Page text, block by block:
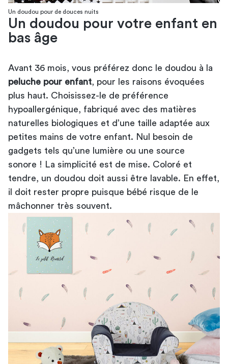
Un doudou pour de douces nuits
Un doudou pour votre enfant en
bas âge
Avant 36 mois, vous préférez donc le doudou à la
peluche pour enfant , pour les raisons évoquées
plus haut. Choisissez-le de préférence
hypoallergénique, fabriqué avec des matières
naturelles biologiques et d’une taille adaptée aux
petites mains de votre enfant. Nul besoin de
gadgets tels qu’une lumière ou une source
sonore ! La simplicité est de mise. Coloré et
tendre, un doudou doit aussi être lavable. En effet,
il doit rester propre puisque bébé risque de le
mâchonner très souvent.